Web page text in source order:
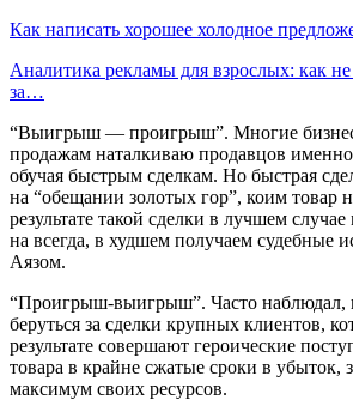
Как написать хорошее холодное
Аналитика рекламы для взрослых: как
за…
“Выигрыш — проигрыш”. Многие
продажам наталкиваю продавцов
обучая быстрым сделкам. Но быстрая
на “обещании золотых гор”, коим товар
результате такой сделки в лучшем
на всегда, в худшем получаем судебные
Аязом.
“Проигрыш-выигрыш”. Часто наблюдал,
беруться за сделки крупных клиентов,
результате совершают героические
товара в крайне сжатые сроки в убыток,
максимум своих ресурсов.